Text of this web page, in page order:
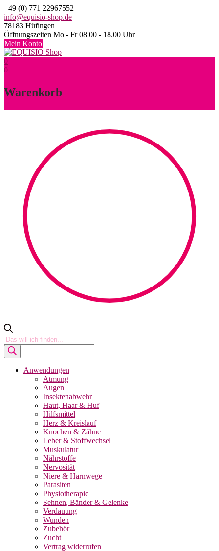
Skip
to
content
+49 (0) 771 22967552
info@equisio-shop.de
78183 Hüfingen
Öffnungszeiten Mo - Fr 08.00 - 18.00 Uhr
Mein Konto
0
0
Warenkorb
Products
search
Anwendungen
Atmung
Augen
Insektenabwehr
Haut, Haar & Huf
Hilfsmittel
Herz & Kreislauf
Knochen & Zähne
Leber & Stoffwechsel
Muskulatur
Nährstoffe
Nervosität
Niere & Harnwege
Parasiten
Physiotherapie
Sehnen, Bänder & Gelenke
Verdauung
Wunden
Zubehör
Zucht
Vertrag widerrufen